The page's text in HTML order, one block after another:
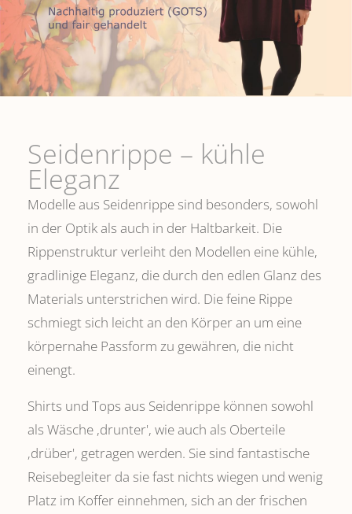
Seidenrippe­ – kühle
Eleganz
Modelle aus Seidenrippe sind besonders, sowohl
in der Optik als auch in der Haltbarkeit. Die
Rippenstruktur verleiht den Modellen eine kühle,
gradlinige Eleganz, die durch den edlen Glanz des
Materials unterstrichen wird. Die feine Rippe
schmiegt sich leicht an den Körper an um eine
körpernahe Passform zu gewähren, die nicht
einengt.
Shirts und Tops aus Seidenrippe können sowohl
als Wäsche ,drunter', wie auch als Oberteile
‚drüber', getragen werden. Sie sind fantastische
Reisebegleiter da sie fast nichts wiegen und wenig
Platz im Koffer einnehmen, sich an der frischen